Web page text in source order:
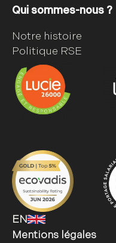
Qui sommes-nous ?
Notre histoire
Politique RSE
EN
Mentions légales